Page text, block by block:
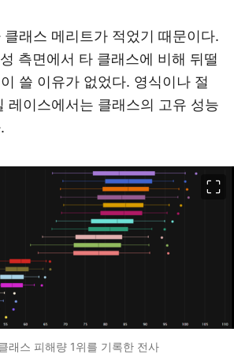
래스 메리트가 적었기 때문이다.
측면에서 타 클래스에 비해 뒤떨
쓸 이유가 없었다. 영식이나 절
레이스에서는 클래스의 고유 성능
래스 피해량 1위를 기록한 전사